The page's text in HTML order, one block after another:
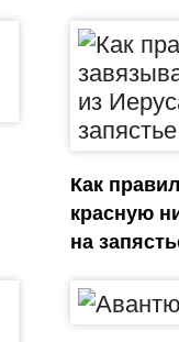
Как
красную
на